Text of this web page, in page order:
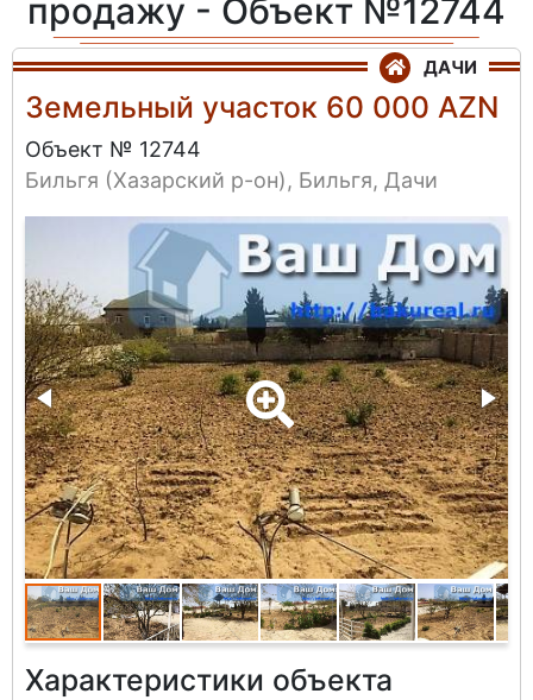
продажу - Объект №12744
ДАЧИ
Земельный участок 60 000 AZN
Объект № 12744
Бильгя (Хазарский р-он), Бильгя, Дачи
Характеристики объекта